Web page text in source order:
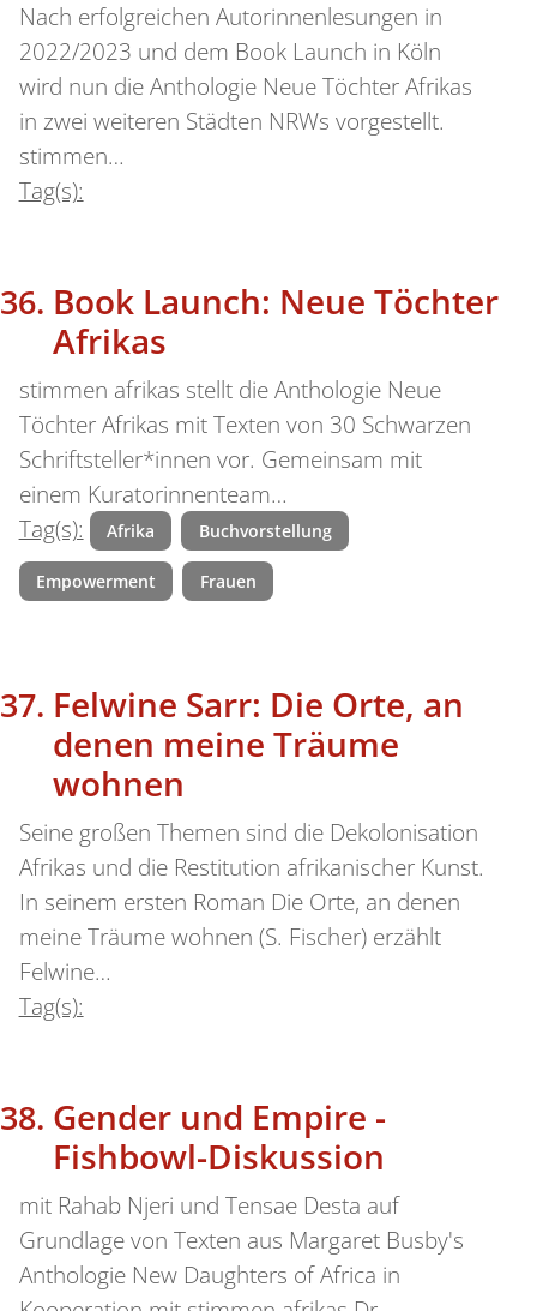
Nach erfolgreichen Autorinnenlesungen in
2022/2023 und dem Book Launch in Köln
wird nun die Anthologie Neue Töchter Afrikas
in zwei weiteren Städten NRWs vorgestellt.
stimmen…
Tag(s):
Book Launch: Neue Töchter
Afrikas
stimmen afrikas stellt die Anthologie Neue
Töchter Afrikas mit Texten von 30 Schwarzen
Schriftsteller*innen vor. Gemeinsam mit
einem Kuratorinnenteam…
Tag(s):
Afrika Buchvorstellung
Empowerment Frauen
Felwine Sarr: Die Orte, an
denen meine Träume
wohnen
Seine großen Themen sind die Dekolonisation
Afrikas und die Restitution afrikanischer Kunst.
In seinem ersten Roman Die Orte, an denen
meine Träume wohnen (S. Fischer) erzählt
Felwine…
Tag(s):
Gender und Empire -
Fishbowl-Diskussion
mit Rahab Njeri und Tensae Desta auf
Grundlage von Texten aus Margaret Busby's
Anthologie New Daughters of Africa in